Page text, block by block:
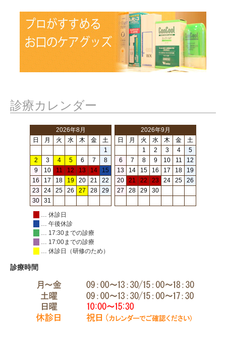
診療カレンダー
2026年8月
日
月 火 水 木 金
土
1
2
3 4 5 6 7
8
9
10 11 12 13 14
15
16
17 18 19 20 21
22
23
24 25 26 27 28
29
30
31
2026年9月
日
月 火 水 木 金
土
1
2 3 4
5
6
7 8 9 10 11
12
13
14 15 16 17 18
19
20
21 22 23 24 25
26
27
28 29 30
… 休診日
… 午後休診
… 17:30までの診療
… 17:00までの診療
… 休診日（研修のため）
診療時間